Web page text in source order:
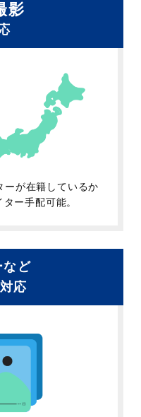
影
ーが在籍しているか
ー手配可能。
など
応